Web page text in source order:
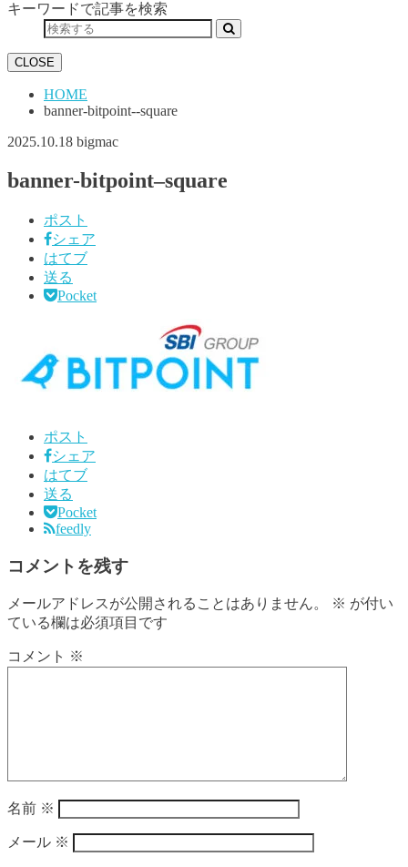
キーワードで記事を検索
CLOSE
HOME
banner-bitpoint--square
2025.10.18 bigmac
banner-bitpoint–square
ポスト
シェア
はてブ
送る
Pocket
ポスト
シェア
はてブ
送る
Pocket
feedly
コメントを残す
メールアドレスが公開されることはありません。 ※ が付い
ている欄は必須項目です
コメント ※
名前 ※
メール ※